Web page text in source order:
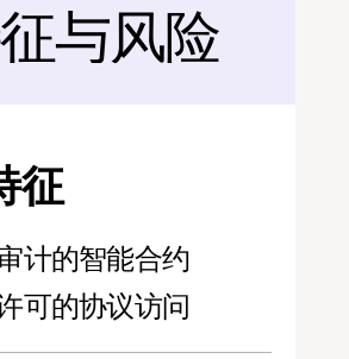
后面
与风险
征
计的智能合约
可的协议访问